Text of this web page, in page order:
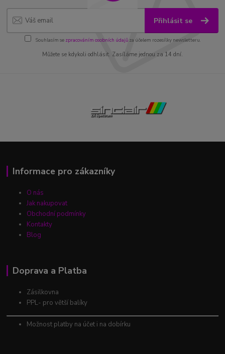
Přihlásit se
Souhlasím se zpracováním osobních údajůza účelem rozesílky newsletteru.
Můžete se kdykoli odhlásit. Zasíláme jednou za 14 dní.
Informace pro zákazníky
O nás
Jak nakupovat
Obchodní podmínky
Kontakty
Blog
Doprava a Platba
Zásilkovna
PPL- pro větší balíky
Možnost platby na účet i na dobírku